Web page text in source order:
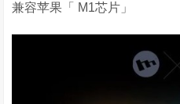
兼容苹果「 M1芯片」